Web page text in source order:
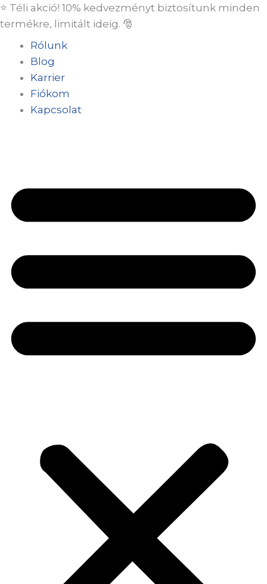
Skip
to
content
⭐ Téli akció! 10% kedvezményt biztosítunk minden
termékre, limitált ideig. 🎅
Rólunk
Blog
Karrier
Fiókom
Kapcsolat